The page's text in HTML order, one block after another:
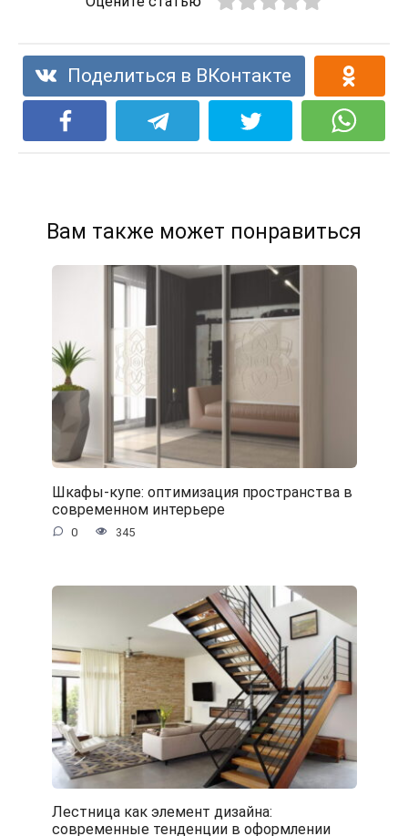
Поделиться в ВКонтакте
Вам также может понравиться
Шкафы-купе: оптимизация пространства в
современном интерьере
0 345
Лестница как элемент дизайна:
современные тенденции в оформлении